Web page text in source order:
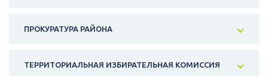
ПРОКУРАТУРА РАЙОНА
ТЕРРИТОРИАЛЬНАЯ ИЗБИРАТЕЛЬНАЯ КОМИССИЯ